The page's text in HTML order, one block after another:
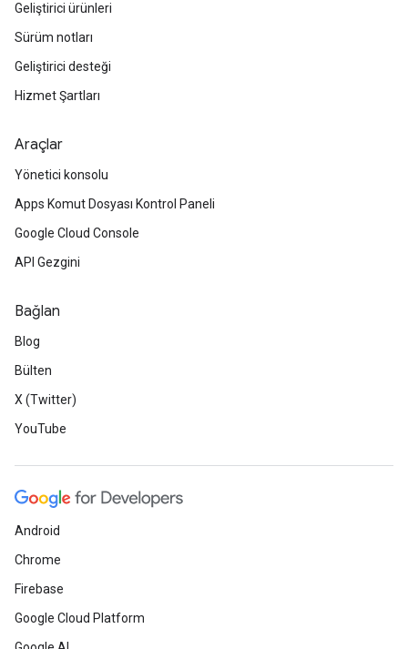
Geliştirici ürünleri
Sürüm notları
Geliştirici desteği
Hizmet Şartları
Araçlar
Yönetici konsolu
Apps Komut Dosyası Kontrol Paneli
Google Cloud Console
API Gezgini
Bağlan
Blog
Bülten
X (Twitter)
YouTube
Android
Chrome
Firebase
Google Cloud Platform